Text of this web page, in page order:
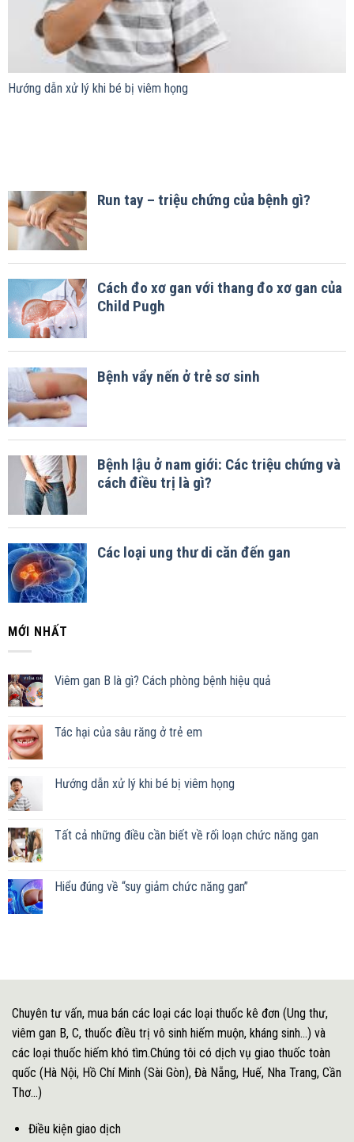
Hướng dẫn xử lý khi bé bị viêm họng
MỚI NHẤT
Viêm gan B là gì? Cách phòng bệnh hiệu quả
Tác hại của sâu răng ở trẻ em
Hướng dẫn xử lý khi bé bị viêm họng
Tất cả những điều cần biết về rối loạn chức năng gan
Hiểu đúng về “suy giảm chức năng gan”
Chuyên tư vấn, mua bán các loại các loại thuốc kê đơn (Ung thư,
viêm gan B, C, thuốc điều trị vô sinh hiếm muộn, kháng sinh...) và
các loại thuốc hiếm khó tìm.Chúng tôi có dịch vụ giao thuốc toàn
quốc (Hà Nội, Hồ Chí Minh (Sài Gòn), Đà Nẵng, Huế, Nha Trang, Cần
Thơ...)
Điều kiện giao dịch